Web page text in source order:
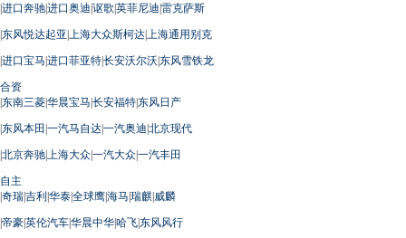
|进口奔驰|进口奥迪|讴歌|英菲尼迪|雷克萨斯
|东风悦达起亚| 上海大众斯柯达| 上海通用别克
|进口宝马|进口菲亚特|长安沃尔沃|东风雪铁龙
合资
|东南三菱|华晨宝马|长安福特|东风日产
|东风本田 |一汽马自达|一汽奥迪|北京现代
|北京奔驰| 上海大众|一汽大众|一汽丰田
自主
|奇瑞|吉利|华泰|全球鹰|海马|瑞麒|威麟
|帝豪|英伦汽车|华晨中华|哈飞|东风风行